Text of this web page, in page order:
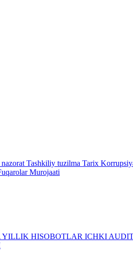
Tashkiliy tuzilma Tarix
Murojaati
HISOBOTLAR ICHKI